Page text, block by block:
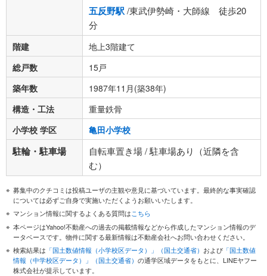
五反野駅/東武伊勢崎・大師線 徒歩20
分
階建
地上3階建て
総戸数
15戸
築年数
1987年11月(築38年)
構造・工法
重量鉄骨
小学校 学区
亀田小学校
駐輪・駐車場
自転車置き場 / 駐車場あり（近隣を含
む）
募集中のクチコミは投稿ユーザの主観や意見に基づいています。最終的な事実確認
については必ずご自身で実施いただくようお願いいたします。
マンション情報に関するよくある質問はこちら
本ページはYahoo!不動産への過去の掲載情報などから作成したマンション情報のデ
ータベースです。物件に関する最新情報は不動産会社へお問い合わせください。
検索結果は 「国土数値情報（小学校区データ）」（国土交通省） および 「国土数値
情報（中学校区データ）」（国土交通省） の通学区域データをもとに、LINEヤフー
株式会社が提示しています。